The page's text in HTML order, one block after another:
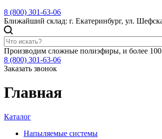
8 (800) 301-63-06
Ближайший склад: г. Екатеринбург, ул.
Производим сложные полиэфиры, и более
8 (800) 301-63-06
Заказать звонок
Главная
Каталог
Напыляемые системы